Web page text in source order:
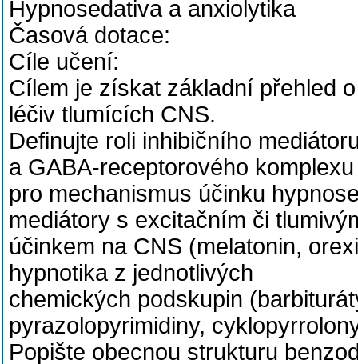
Hypnosedativa a anxiolytika
Časová dotace:
Cíle učení:
Cílem je získat základní přehled
léčiv tlumících CNS.
Definujte roli inhibičního
a GABA-receptorového komplexu
pro mechanismus účinku
mediátory s excitačním či
účinkem na CNS (melatonin,
hypnotika z jednotlivých
chemických podskupin
pyrazolopyrimidiny,
Popište obecnou strukturu